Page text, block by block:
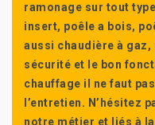
ramonage sur tout
insert, poêle a bois,
aussi chaudière à
sécurité et le bon
chauffage il ne faut
l’entretien. N’hésitez
notre métier et liés à